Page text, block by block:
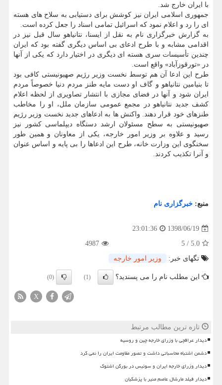
با ایران خارج شد.
جمهوری اسلامی ایران نیز كوشش برای دستیابی به سلاح های هسته
ای را رد و اعلام نمود كه اسرائیل تمامی اسناد را جعل كرده است.
به گزارش خبرگزاری نام به نقل از ایسنا، نتانیاهو سال قبل نیز در
اقدامی مشابه و با طرح ادعای بی اساس دیگری گفته بود كه ایران
چندین تأسیسات سری هسته ای دیگری در اختیار دارد كه یكی از آنها
در «تورقوزآباد» واقع است.
طرح این ادعا آن هم توسط نخست وزیر رژیم صهیونیستی كافی بود
تا بنیامین نتانیاهو و گاف او دست مایه طنز مردم دنیا خصوصاً مردم
ایران شود و آنها در فضای مجازی با انتشار تصاویری از لحظه اعلام
كشف جدید نتانیاهو در مجمع عمومی سازمان ملل، او را مخاطب
طنزهای خود قرار دهند. واكنش ها به ادعاهای جدید نخست وزیر رژیم
صهیونیستی به سطح مسئولان ارشد دستگاه دیپلماسی كشور نیز
رسید و علاوه بر وزیر امور خارجه، یكی از معاونان و همین طور
سخنگوی این وزارت خانه، طرح این ادعاها را بی پایه و اساس عنوان
و آنرا تكذیب كردند.
منبع: خبرگزاری نام
1398/06/19
23:01:36
5.0
/
5
4987
تگهای خبر:
وزیر امور خارجه
این مطلب نام را می پسندید؟ (1)
(0)
X
تازه ترین مطالب مرتبط
دیدار عراقچی با وزرای خارجه چین و روسیه
دشمن اشتباه محاسباتی داشت و تصور مقاومت ایران را نمی کرد
دیدار وزرای خارجه ایران و سوئیس در بورگن اشتوک
دیدار فیلد مارشال عاصم منیر با پزشکیان